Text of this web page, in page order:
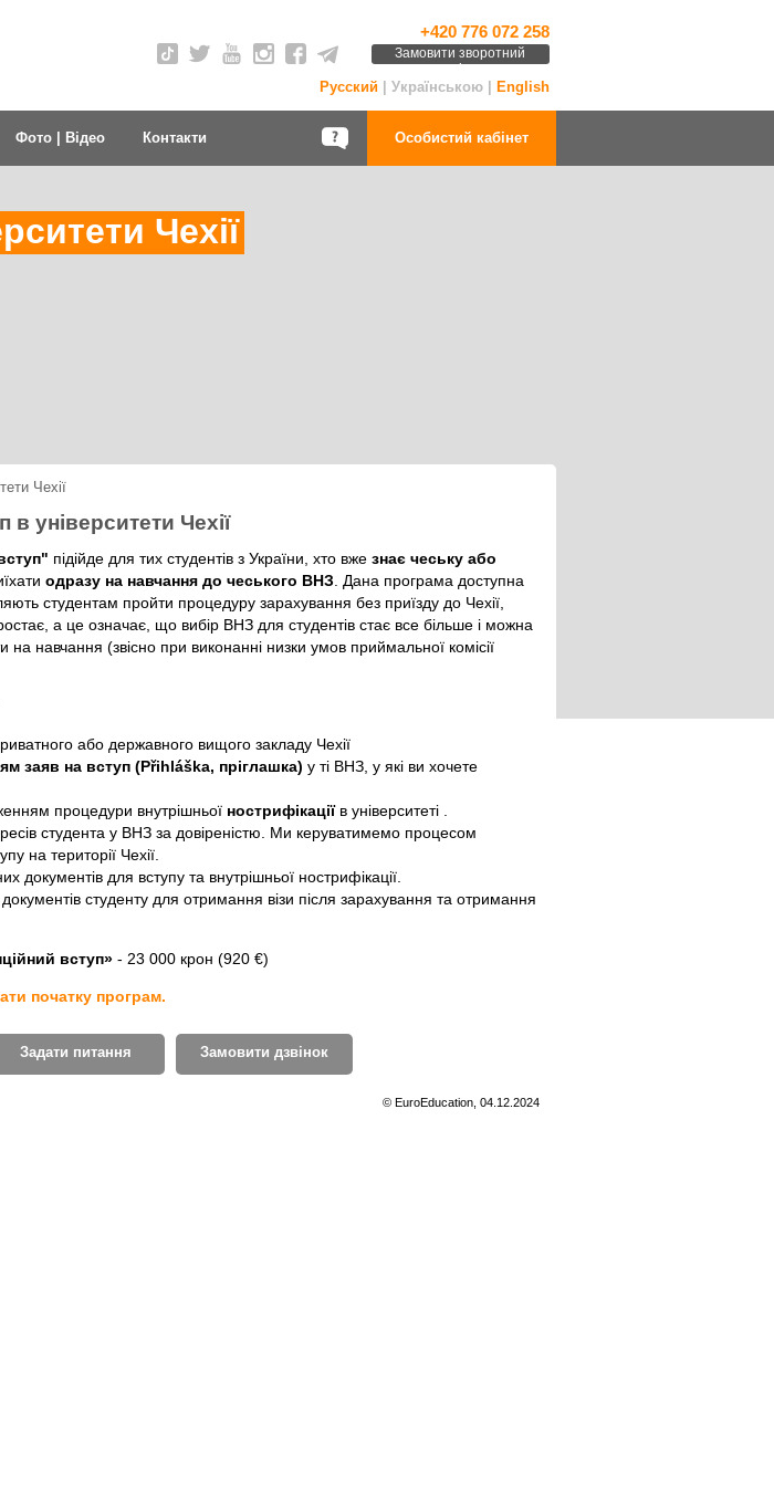
+420 776 072 258
Замовити зворотний
дзвінок
Русский| Українською | English
Фото | Відео Контакти Особистий кабінет
Чехії
Чехії
в університети Чехії
підійде для тих студентів з України, хто вже знає чеську або
одразу на навчання до чеського ВНЗ . Дана програма доступна
студентам пройти процедуру зарахування без приїзду до Чехії,
а це означає, що вибір ВНЗ для студентів стає все більше і можна
на навчання (звісно при виконанні низки умов приймальної комісії
або державного вищого закладу Чехії
заяв на вступ (Přihláška, пріглашка) у ті ВНЗ, у які ви хочете
процедури внутрішньої нострифікаціїв університеті .
студента у ВНЗ за довіреністю. Ми керуватимемо процесом
на території Чехії.
документів для вступу та внутрішньої нострифікації.
студенту для отримання візи після зарахування та отримання
вступ»- 23 000 крон (920 €)
початку програм.
Задати питання Замовити дзвінок
© EuroEducation, 04.12.2024